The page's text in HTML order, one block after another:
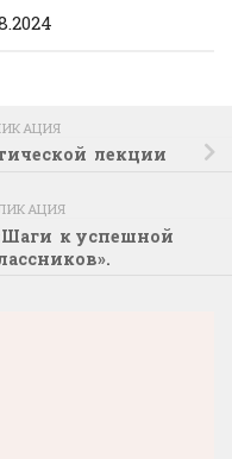
лекции
к успешной